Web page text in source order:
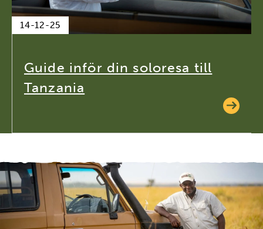
14-12-25
Guide inför din soloresa till
Tanzania